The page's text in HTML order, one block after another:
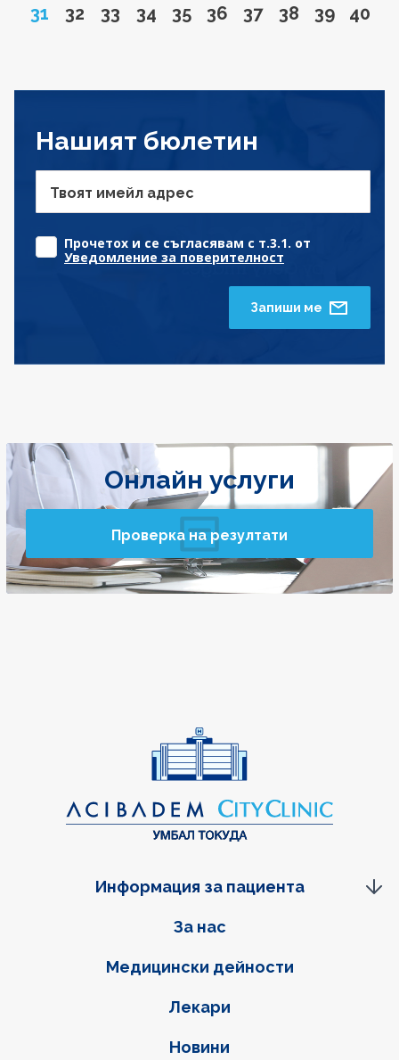
Page
31 Go to page
32 Go to page
33 Go to page
34 Go to page
35 Go to page
36 Go to page
37 Go to page
38 Go to
39 Go
40
Нашият бюлетин
Твоят имейл адрес
Прочетох и се съгласявам с т.3.1. от
Уведомление за поверителност
Запиши ме
Онлайн услуги
Проверка на резултати
Фуутер навигация
За нас
Медицински дейности
Лекари
Новини
Информация за пациента